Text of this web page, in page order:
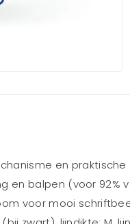
en
en balpen (voor
voor mooi